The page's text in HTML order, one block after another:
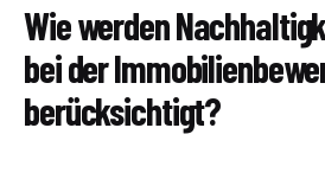
Wie werden
bei der
berücksichtigt?